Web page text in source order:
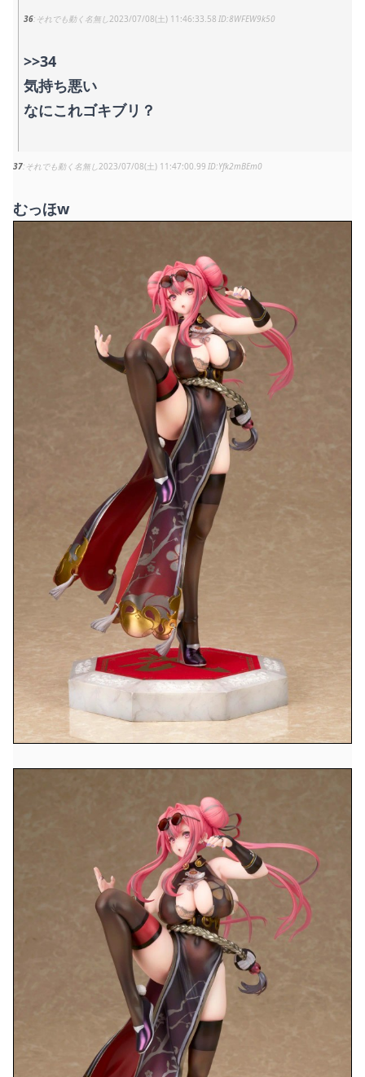
36 それでも動く名無し2023/07/08(土) 11:46:33.58 8WFEW9k50
>>34
気持ち悪い
なにこれゴキブリ？
37 それでも動く名無し2023/07/08(土) 11:47:00.99 Yfk2mBEm0
むっほw